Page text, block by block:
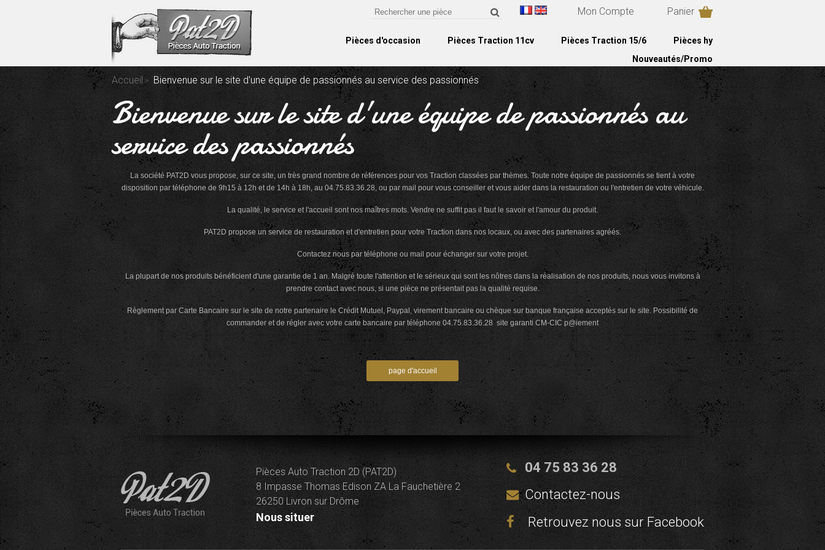
Mon Compte Panier
Pièces d'occasion Pièces Traction 11cv Pièces Traction 15/6
Pièces hy
Nouveautés/Promo
Accueil Bienvenue sur le site d'une équipe de passionnés au service des passionnés
Bienvenue sur le site d'une équipe de passionnés au
service des passionnés
La société PAT2D vous propose, sur ce site, un très grand nombre de références pour vos Traction classées par thèmes. Toute notre équipe de passionnés se tient à votre
disposition par téléphone de 9h15 à 12h et de 14h à 18h, au 04.75.83.36.28, ou par mail pour vous conseiller et vous aider dans la restauration ou l'entretien de votre véhicule.
La qualité, le service et l'accueil sont nos maîtres mots. Vendre ne suffit pas il faut le savoir et l'amour du produit.
PAT2D propose un service de restauration et d'entretien pour votre Traction dans nos locaux, ou avec des partenaires agréés.
Contactez nous par téléphone ou mail pour échanger sur votre projet.
La plupart de nos produits bénéficient d'une garantie de 1 an. Malgré toute l'attention et le sérieux qui sont les nôtres dans la réalisation de nos produits, nous vous invitons à
prendre contact avec nous, si une pièce ne présentait pas la qualité requise.
Règlement par Carte Bancaire sur le site de notre partenaire le Crédit Mutuel, Paypal, virement bancaire ou chèque sur banque française acceptés sur le site. Possibilité de
commander et de régler avec votre carte bancaire par téléphone 04.75.83.36.28 site garanti CM-CIC p@iement
Pièces Auto Traction 2D (PAT2D)
8 Impasse Thomas Edison ZA La Fauchetière 2
26250 Livron sur Drôme
Nous situer
04 75 83 36 28
Contactez-nous
Retrouvez nous sur Facebook